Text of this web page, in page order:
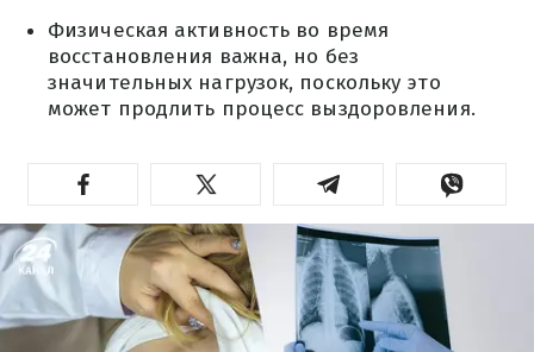
Физическая активность во время
восстановления важна, но без
значительных нагрузок, поскольку это
может продлить процесс выздоровления.